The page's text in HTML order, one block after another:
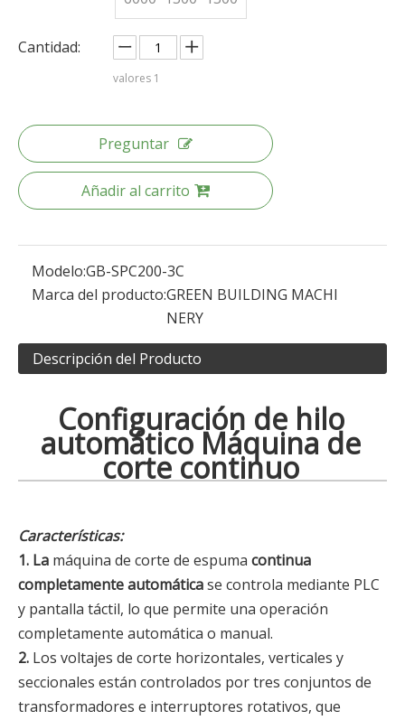
Cantidad:
valores 1
Preguntar
Añadir al carrito
Modelo:GB-SPC200-3C
Marca del producto:GREEN BUILDING MACHI
NERY
Descripción del Producto
Configuración de hilo
automático Máquina de
corte continuo
Características:
1. La máquina de corte de espuma continua
completamente automáticase controla mediante PLC
y pantalla táctil, lo que permite una operación
completamente automática o manual.
2. Los voltajes de corte horizontales, verticales y
seccionales están controlados por tres conjuntos de
transformadores e interruptores rotativos, que